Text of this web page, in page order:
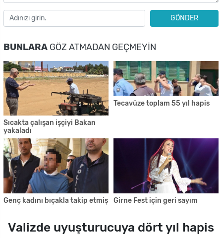
GÖNDER
BUNLARA GÖZ ATMADAN GEÇMEYIN
Sıcakta çalışan işçiyi Bakan
yakaladı
Tecavüze toplam 55 yıl hapis
Genç kadını bıçakla takip etmiş Girne Fest için geri sayım
Valizde uyuşturucuya dört yıl hapis